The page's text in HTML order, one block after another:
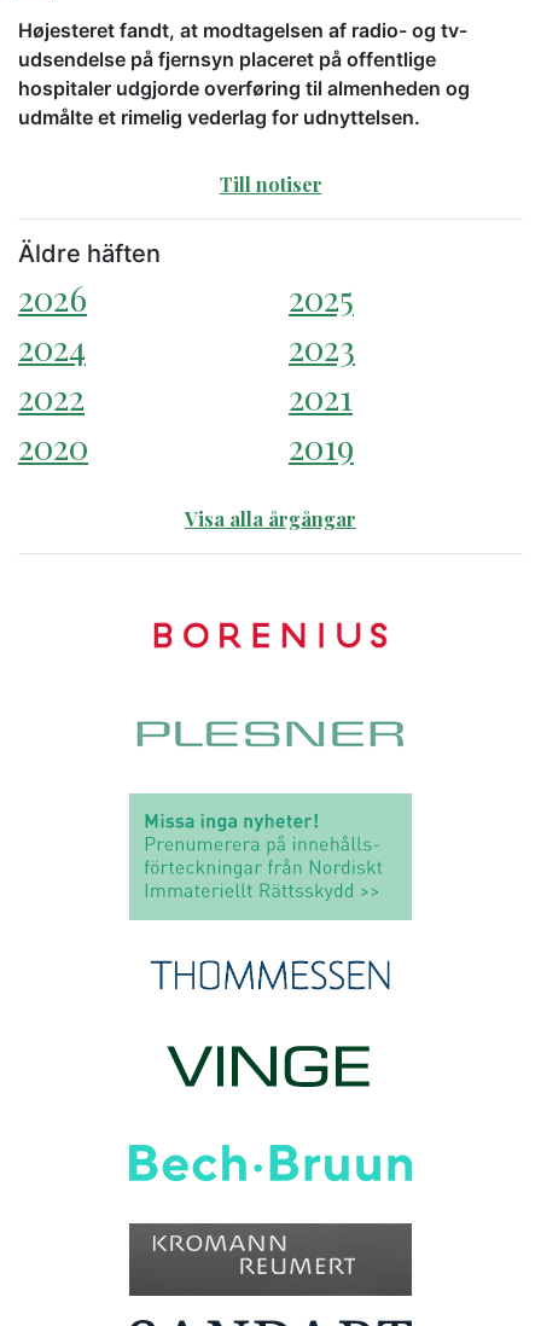
Højesteret fandt, at modtagelsen af radio- og tv-
udsendelse på fjernsyn placeret på offentlige
hospitaler udgjorde overføring til almenheden og
udmålte et rimelig vederlag for udnyttelsen.
Till notiser
Äldre häften
2026
2025
2024
2023
2022
2021
2020
2019
Visa alla årgångar